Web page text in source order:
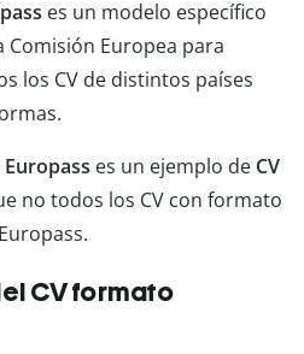
es un modelo específico
Comisión Europea para
los CV de distintos países
es un ejemplo de CV
no todos los CV con formato
CV formato